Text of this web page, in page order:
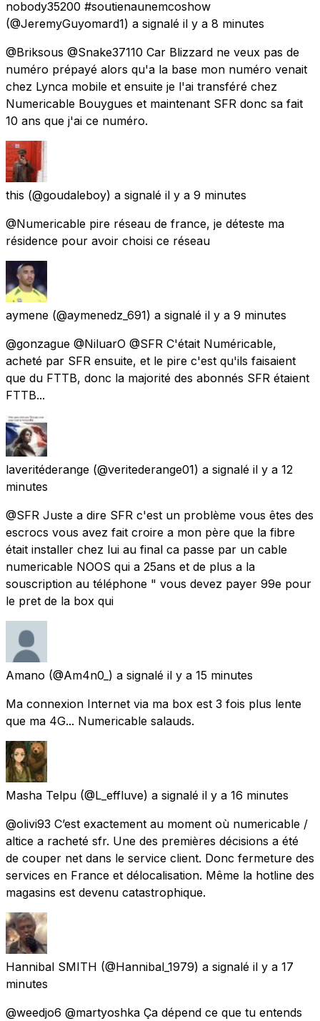
nobody35200 #soutienaunemcoshow
(@JeremyGuyomard1) a signalé il y a 8 minutes
@Briksous @Snake37110 Car Blizzard ne veux pas de
numéro prépayé alors qu'a la base mon numéro venait
chez Lynca mobile et ensuite je l'ai transféré chez
Numericable Bouygues et maintenant SFR donc sa fait
10 ans que j'ai ce numéro.
this (@goudaleboy) a signalé il y a 9 minutes
@Numericable pire réseau de france, je déteste ma
résidence pour avoir choisi ce réseau
aymene (@aymenedz_691) a signalé il y a 9 minutes
@gonzague @NiluarO @SFR C'était Numéricable,
acheté par SFR ensuite, et le pire c'est qu'ils faisaient
que du FTTB, donc la majorité des abonnés SFR étaient
FTTB...
laveritéderange (@veritederange01) a signalé il y a 12
minutes
@SFR Juste a dire SFR c'est un problème vous êtes des
escrocs vous avez fait croire a mon père que la fibre
était installer chez lui au final ca passe par un cable
numericable NOOS qui a 25ans et de plus a la
souscription au téléphone " vous devez payer 99e pour
le pret de la box qui
Amano (@Am4n0_) a signalé il y a 15 minutes
Ma connexion Internet via ma box est 3 fois plus lente
que ma 4G... Numericable salauds.
Masha Telpu (@L_effluve) a signalé il y a 16 minutes
@olivi93 C’est exactement au moment où numericable /
altice a racheté sfr. Une des premières décisions a été
de couper net dans le service client. Donc fermeture des
services en France et délocalisation. Même la hotline des
magasins est devenu catastrophique.
Hannibal SMITH (@Hannibal_1979) a signalé il y a 17
minutes
@weedjo6 @martyoshka Ça dépend ce que tu entends